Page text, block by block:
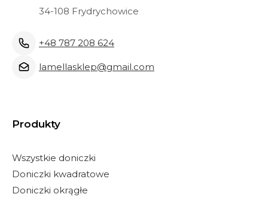
34-108 Frydrychowice
+48 787 208 624
lamellasklep@gmail.com
Produkty
Wszystkie doniczki
Doniczki kwadratowe
Doniczki okrągłe